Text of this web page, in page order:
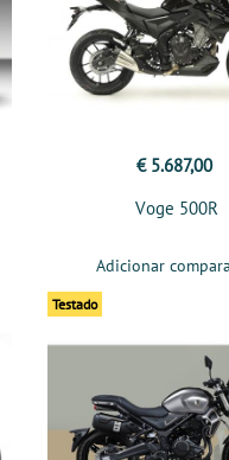
€ 5.687,00
Voge 500R
Adicionar
Testado